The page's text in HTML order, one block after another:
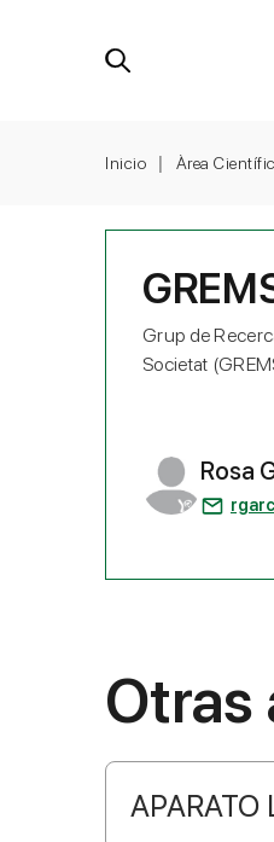
Inicio Àrea
Grup de
Societat
Rosa
Otras
APARATO